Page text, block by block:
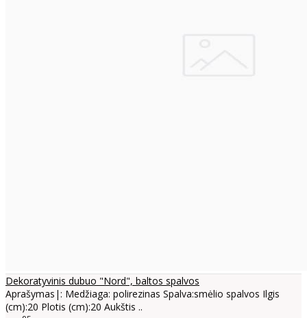
Dekoratyvinis dubuo "Nord", baltos spalvos
Aprašymas|: Medžiaga: polirezinas Spalva:smėlio spalvos Ilgis
(cm):20 Plotis (cm):20 Aukštis ..